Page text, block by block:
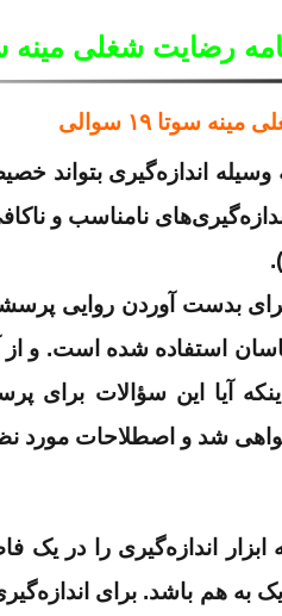
شغلی مینه سوتا ۱۹
سوتا ۱۹ سوالی
اندازه‌گیری بتواند
نامناسب و
محمدی (۱۳۹۰) برای بدست آوردن
استفاده شده است. و از
آیا این سؤالات برای
شد و اصطلاحات مورد
اندازه‌گیری را در یک
به هم باشد. برای